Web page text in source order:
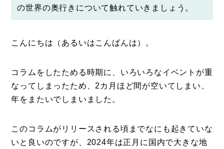
の世界の奥行きについて触れていきましょう。
こんにちは（あるいはこんばんは）。
コラムをしたためる時期に、いろいろなイベントが重
なってしまったため、2カ月ほど間が空いてしまい、
年をまたいでしまいました。
このコラムがリリースされる頃までなにも起きていな
いと良いのですが、2024年は正月に国内で大きな地